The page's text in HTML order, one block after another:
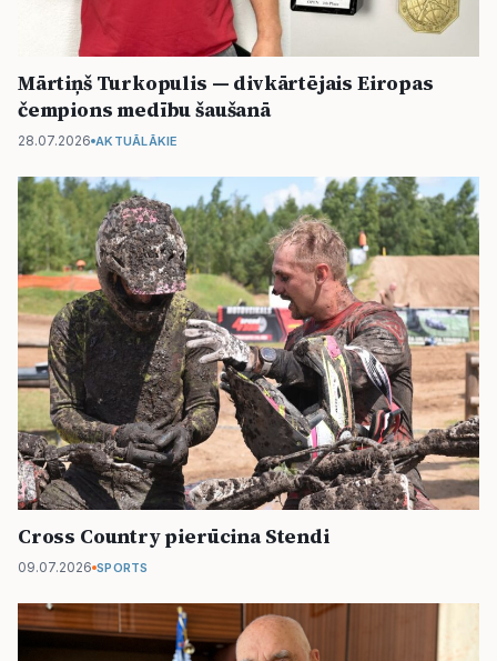
Mārtiņš Turkopulis — divkārtējais Eiropas
čempions medību šaušanā
28.07.2026 AKTUĀLĀKIE
Cross Country pierūcina Stendi
09.07.2026 SPORTS